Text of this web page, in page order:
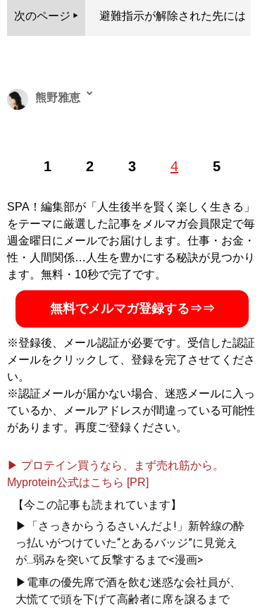
次のページ 避難指示が解除された先には
1 2 3 4 5
熊野雅恵
員。阪南大学経済学部非常勤講師、行政書士。早稲田大
サポートをする傍ら、映画、電子書籍製作にも関わる。
記事一覧へ
SPA！編集部が「人生後半を賢く楽しく生きる」
をテーマに厳選した記事をメルマガ会員限定で毎
週金曜日にメールでお届けします。仕事・お金・
性・人間関係…人生を豊かにする秘訣が見つかり
ます。無料・10秒で完了です。
無料でメルマガ登録する⇒⇒
※登録後、メール認証が必要です。受信した認証
メールをクリックして、登録を完了させてくださ
い。
※認証メールが届かない場合、迷惑メールに入っ
ているか、メールアドレスが間違っている可能性
があります。再度ご登録ください。
▶ プロテイン買うなら、まず売れ筋から。
Myprotein公式はこちら [PR]
【今この記事も読まれています】
▶「さっきからうるさいんだよ!」新幹線の酔
っ払いがつけていた“とあるバッジ”に見覚え
が...弱みを突いて反撃するまで<漫画>
▶電車の優先席で酒を飲む迷惑な会社員が、
大慌てで頭を下げて高齢者に席を譲るまで